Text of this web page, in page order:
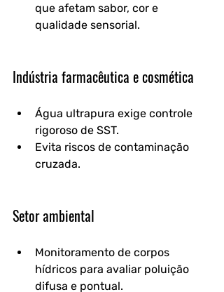
que afetam sabor, cor e
qualidade sensorial.
Indústria farmacêutica e cosmética
Água ultrapura exige controle
rigoroso de SST.
Evita riscos de contaminação
cruzada.
Setor ambiental
Monitoramento de corpos
hídricos para avaliar poluição
difusa e pontual.